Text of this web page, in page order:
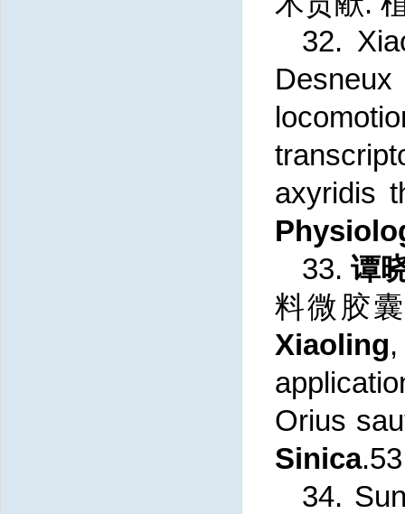
32.
axyridis
33.谭
料微胶
Xiaoling
Orius
Sinica
34.